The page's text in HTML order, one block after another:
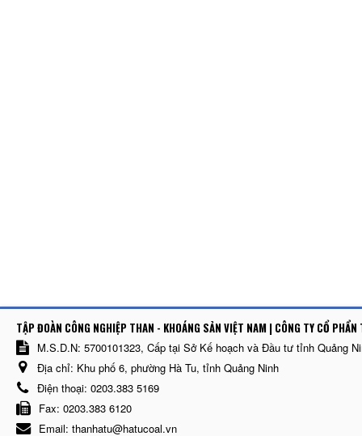
TẬP ĐOÀN CÔNG NGHIỆP THAN - KHOÁNG SẢN VIỆT NAM | CÔNG TY CỔ
M.S.D.N: 5700101323, Cấp tại Sở Kế hoạch và Đầu tư tỉnh Quảng
Địa chỉ: Khu phố 6, phường Hà Tu, tỉnh Quảng Ninh
Điện thoại: 0203.383 5169
Fax: 0203.383 6120
Email: thanhatu@hatucoal.vn